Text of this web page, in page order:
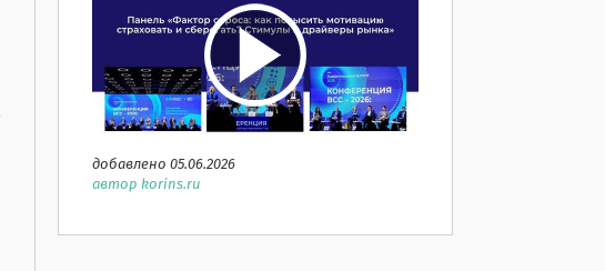
добавлено 05.06.2026
автор korins.ru